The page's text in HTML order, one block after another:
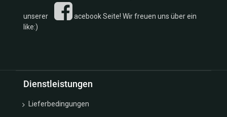
unserer
acebook Seite! Wir freuen uns über ein
like:)
Dienstleistungen
Lieferbedingungen